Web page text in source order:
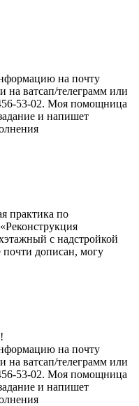
на почту
на ватсап/телеграмм или
53-02. Моя помощница
и напишет
практика по
с надстройкой
дописан, могу
на почту
на ватсап/телеграмм или
53-02. Моя помощница
и напишет